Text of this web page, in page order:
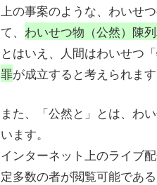
上の事案のような、わいせ
て、 わいせつ物（公然）陳
とはいえ、人間はわいせつ
罪が成立すると考えられます
また、「公然と」とは、わ
います。
インターネット上のライブ
定多数の者が閲覧可能であ